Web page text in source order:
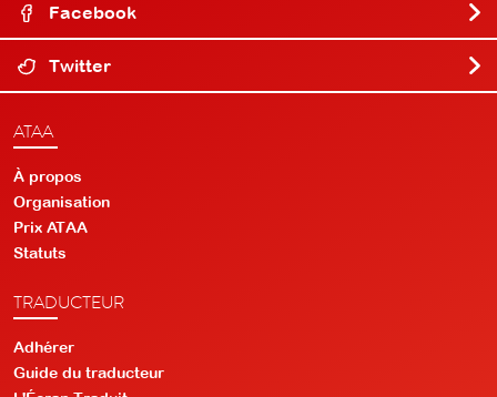
Facebook
Twitter
ATAA
À propos
Organisation
Prix ATAA
Statuts
TRADUCTEUR
Adhérer
Guide du traducteur